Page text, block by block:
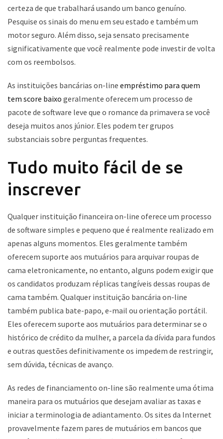
certeza de que trabalhará usando um banco genuíno.
Pesquise os sinais do menu em seu estado e também um
motor seguro. Além disso, seja sensato precisamente
significativamente que você realmente pode investir de volta
com os reembolsos.
As instituições bancárias on-line empréstimo para quem
tem score baixo geralmente oferecem um processo de
pacote de software leve que o romance da primavera se você
deseja muitos anos júnior. Eles podem ter grupos
substanciais sobre perguntas frequentes.
Tudo muito fácil de se
inscrever
Qualquer instituição financeira on-line oferece um processo
de software simples e pequeno que é realmente realizado em
apenas alguns momentos. Eles geralmente também
oferecem suporte aos mutuários para arquivar roupas de
cama eletronicamente, no entanto, alguns podem exigir que
os candidatos produzam réplicas tangíveis dessas roupas de
cama também. Qualquer instituição bancária on-line
também publica bate-papo, e-mail ou orientação portátil.
Eles oferecem suporte aos mutuários para determinar se o
histórico de crédito da mulher, a parcela da dívida para fundos
e outras questões definitivamente os impedem de restringir,
sem dúvida, técnicas de avanço.
As redes de financiamento on-line são realmente uma ótima
maneira para os mutuários que desejam avaliar as taxas e
iniciar a terminologia de adiantamento. Os sites da Internet
provavelmente fazem pares de mutuários em bancos que